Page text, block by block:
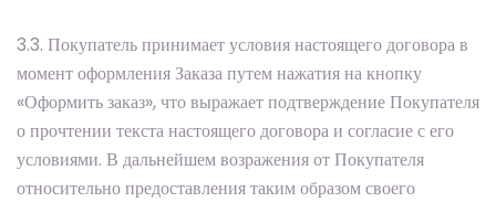
3.3. Покупатель принимает условия настоящего договора в
момент оформления Заказа путем нажатия на кнопку
«Оформить заказ», что выражает подтверждение Покупателя
о прочтении текста настоящего договора и согласие с его
условиями. В дальнейшем возражения от Покупателя
относительно предоставления таким образом своего